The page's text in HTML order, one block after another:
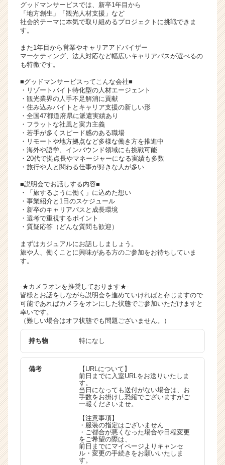
サ
イ
ア
リ
ア
（C
h
e
e
r
C
a
e
e
r）
グッドマンサービスでは、新卒1年目から
「地方創生」「観光人材支援」など
社会的テーマに本気で取り組めるプロジェクトに挑戦できま
す。
また1年目から営業やキャリアアドバイザー
マーケティング、法人対応など幅広いキャリアパスが選べるの
も特徴です。
■グッドマンサービスってこんな会社■
・リゾートバイト特化型の人材エージェント
・観光業界の人手不足解消に貢献
・住み込みバイトとキャリア支援の新しい形
・全国47都道府県に派遣実績あり
・フラットな社風と実力主義
・若手が多くスピード感のある職場
・リモートや地方拠点など多様な働き方を推進中
・海外や語学、インバウンド領域にも挑戦可能
・20代で拠点長やマネージャーになる実績も多数
・旅行や人と関わる仕事が好きな人が多い
■説明会でお話しする内容■
・「旅するように働く」に込めた想い
・事業紹介と1日のスケジュール
・新卒のキャリアパスと成長環境
・選考で重視するポイント
・質疑応答（どんな質問も歓迎）
まずはカジュアルにお話ししましょう。
旅や人、働くことに興味がある方のご参加をお待ちしていま
す。
-★カメラオンを推奨しております★-
皆様とお話をしながら説明会を進めていければと存じますので
可能であればカメラをオンにした状態でご参加いただけますと
幸いです。
（難しい場合はオフ状態でも問題ございません。）
持ち物 特になし
備考
【URLについて】
前日までに入室URLをお送りいたしま
す。
当日になっても送付がない場合は、お
手数をお掛けし恐縮でございますがご
一報くださいませ。
【注意事項】
・服装の指定はございません
・ご都合が悪くなった場合や日程変更
をご希望の際は、
前日までにマイページよりキャンセ
ル・変更の手続きをお願いいたしま
す。